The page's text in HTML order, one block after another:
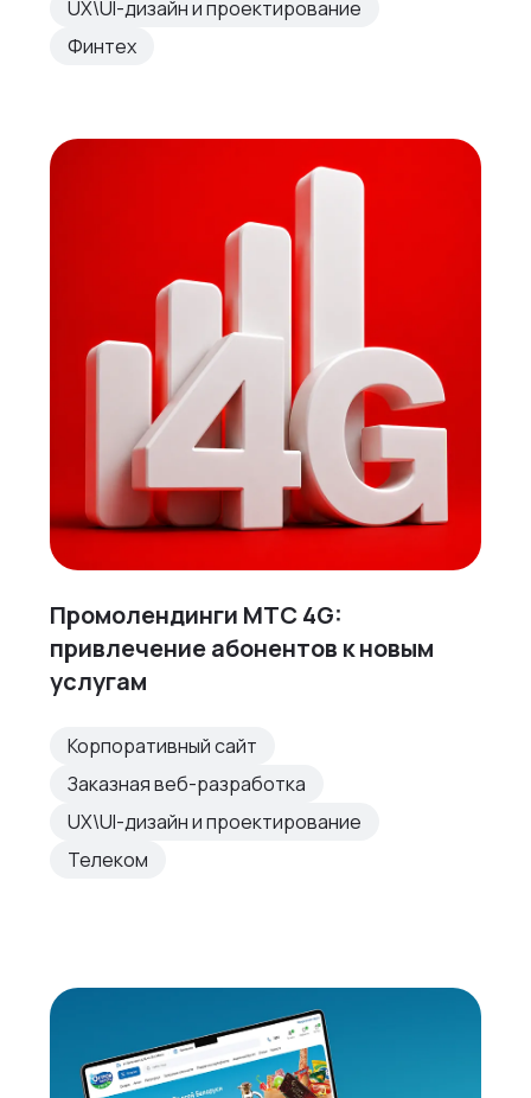
UX\UI-дизайн и проектирование
Финтех
Промолендинги МТС 4G:
привлечение абонентов к новым
услугам
Корпоративный сайт
Заказная веб-разработка
UX\UI-дизайн и проектирование
Телеком